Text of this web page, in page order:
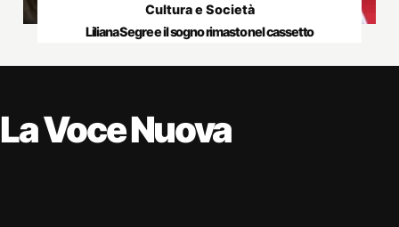
Cultura e Società
Liliana Segre e il sogno rimasto nel cassetto
La Voce Nuova